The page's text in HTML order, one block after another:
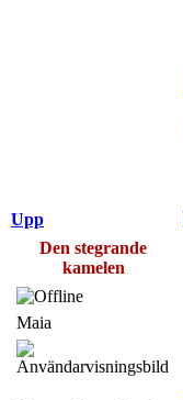
Upp
Den stegrande
kamelen
Maia